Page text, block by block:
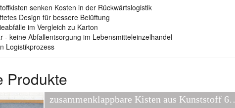
senken Kosten in der Rückwärtslogistik
Design für bessere Belüftung
im Vergleich zu Karton
- keine Abfallentsorgung im Lebensmitteleinzelhandel
Logistikprozess
Produkte
zusammenklappbare